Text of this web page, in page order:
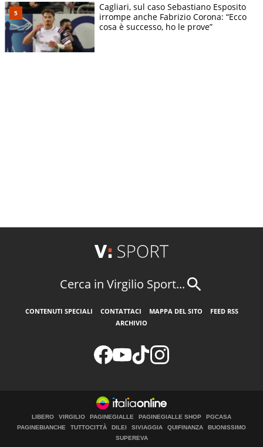
Cagliari, sul caso Sebastiano Esposito
irrompe anche Fabrizio Corona: “Ecco
cosa è successo, ho le prove”
Cerca in Virgilio Sport...
CONTENUTI SPECIALI CONTATTACI MAPPA DEL SITO
FEED RSS
ARCHIVIO
LIBERO VIRGILIO PAGINEGIALLE PAGINEGIALLE SHOP
PGCASA
PAGINEBIANCHE
TUTTOCITTÀ DILEI SIVIAGGIA QUIFINANZA
BUONISSIMO
SUPEREVA